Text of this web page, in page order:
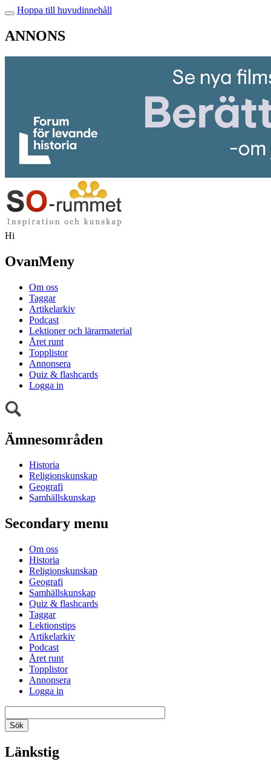
Hoppa till huvudinnehåll
ANNONS
Hi
OvanMeny
Om oss
Taggar
Artikelarkiv
Podcast
Lektioner och lärarmaterial
Året runt
Topplistor
Annonsera
Quiz & flashcards
Logga in
Ämnesområden
Historia
Religionskunskap
Geografi
Samhällskunskap
Secondary menu
Om oss
Historia
Religionskunskap
Geografi
Samhällskunskap
Quiz & flashcards
Taggar
Lektionstips
Artikelarkiv
Podcast
Året runt
Topplistor
Annonsera
Logga in
Länkstig